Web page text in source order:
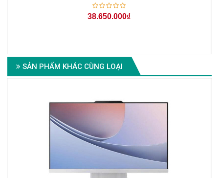
38.650.000₫
SẢN PHẨM KHÁC CÙNG LOẠI